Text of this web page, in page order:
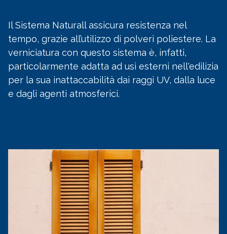
Il Sistema Naturall assicura resistenza nel
tempo, grazie all’utilizzo di polveri poliestere. La
verniciatura con questo sistema è, infatti,
particolarmente adatta ad usi esterni nell'edilizia
per la sua inattaccabilità dai raggi UV, dalla luce
e dagli agenti atmosferici.